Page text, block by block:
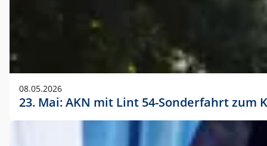
08.05.2026
23. Mai: AKN mit Lint 54-Sonderfahrt